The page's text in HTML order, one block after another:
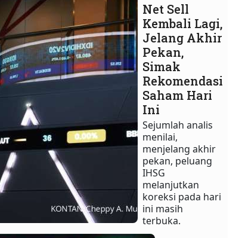
Net Sell
Kembali Lagi,
Jelang Akhir
Pekan,
Simak
Rekomendasi
Saham Hari
Ini
Sejumlah analis
menilai,
menjelang akhir
pekan, peluang
IHSG
melanjutkan
koreksi pada hari
ini masih
terbuka.